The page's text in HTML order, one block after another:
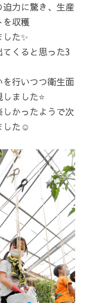
力に驚き、生産
収穫
た✨
くると思った3
行いつつ衛生面
ました⭐️
かったようで次
した☺️